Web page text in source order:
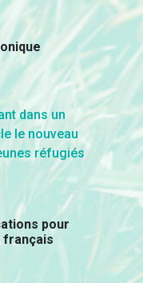
pour
français